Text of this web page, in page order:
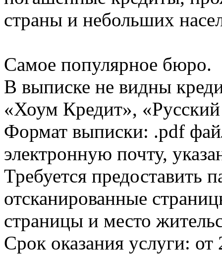
страны и небольших
Самое популярное бюро.
В выписке не видны
«Хоум Кредит»,
Формат выписки: .pdf
электронную почту,
Требуется предоставить
отсканированные
страницы и место
Срок оказания услуги: от